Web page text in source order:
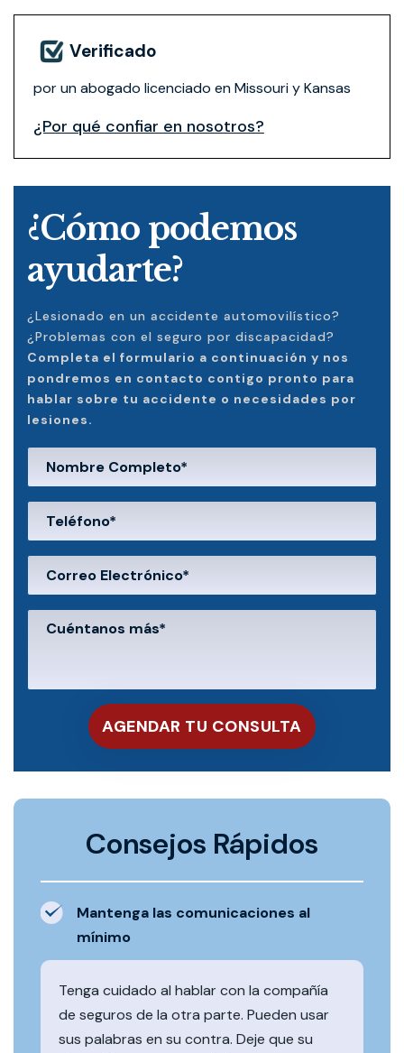
Verificado
por un abogado licenciado en Missouri y Kansas
¿Por qué confiar en nosotros?
¿Cómo podemos
ayudarte?
¿Lesionado en un accidente automovilístico?
¿Problemas con el seguro por discapacidad?
Completa el formulario a continuación y nos
pondremos en contacto contigo pronto para
hablar sobre tu accidente o necesidades por
lesiones.
Consejos Rápidos
Mantenga las comunicaciones al
mínimo
Tenga cuidado al hablar con la compañía
de seguros de la otra parte. Pueden usar
sus palabras en su contra. Deje que su